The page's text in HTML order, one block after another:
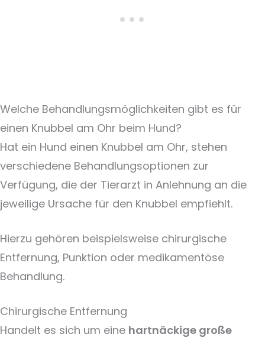
Welche Behandlungsmöglichkeiten gibt es für
einen Knubbel am Ohr beim Hund?
Hat ein Hund einen Knubbel am Ohr, stehen
verschiedene Behandlungsoptionen zur
Verfügung, die der Tierarzt in Anlehnung an die
jeweilige Ursache für den Knubbel empfiehlt.
Hierzu gehören beispielsweise chirurgische
Entfernung, Punktion oder medikamentöse
Behandlung.
Chirurgische Entfernung
Handelt es sich um eine hartnäckige große